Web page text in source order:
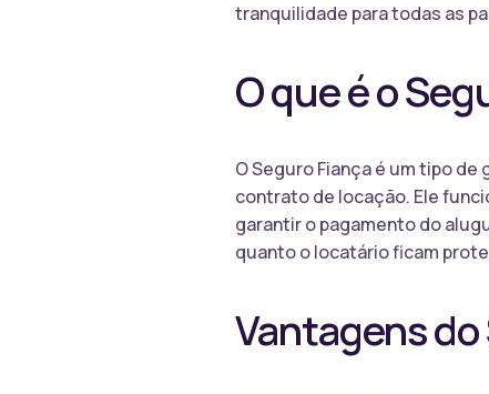
tranquilidade para todas as
O que é o
O Seguro Fiança é um tipo
contrato de locação. Ele
garantir o pagamento do
quanto o locatário ficam
Vantagens